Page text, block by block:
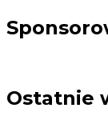
Ostatnie